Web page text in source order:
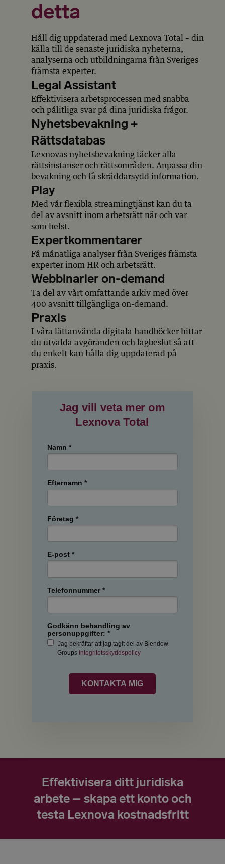
detta
Håll dig uppdaterad med Lexnova Total – din
källa till de senaste juridiska nyheterna,
analyserna och utbildningarna från Sveriges
främsta experter.
Legal Assistant
Effektivisera arbetsprocessen med snabba
och pålitliga svar på dina juridiska frågor.
Nyhetsbevakning +
Rättsdatabas
Lexnovas nyhetsbevakning täcker alla
rättsinstanser och rättsområden. Anpassa din
bevakning och få skräddarsydd information.
Play
Med vår flexibla streamingtjänst kan du ta
del av avsnitt inom arbetsrätt när och var
som helst.
Expertkommentarer
Få månatliga analyser från Sveriges främsta
experter inom HR och arbetsrätt.
Webbinarier on-demand
Ta del av vårt omfattande arkiv med över
400 avsnitt tillgängliga on-demand.
Praxis
I våra lättanvända digitala handböcker hittar
du utvalda avgöranden och lagbeslut så att
du enkelt kan hålla dig uppdaterad på
praxis.
Effektivisera ditt juridiska
arbete – skapa ett konto och
testa Lexnova kostnadsfritt